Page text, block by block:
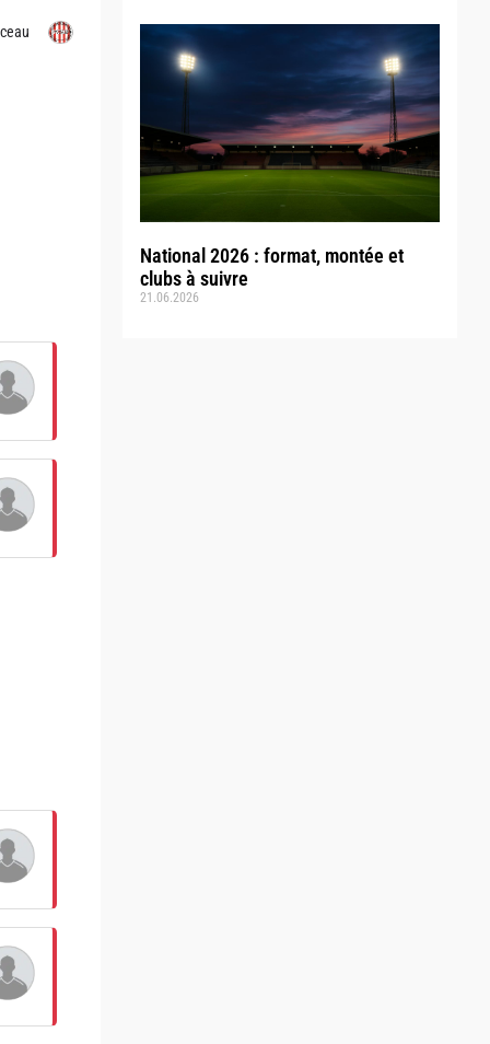
National 2026 : format, montée et
clubs à suivre
21.06.2026